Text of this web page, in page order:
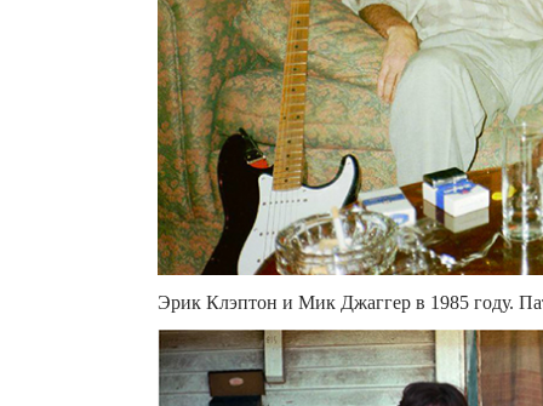
Эрик Клэптон и Мик Джаггер в 1985 году.